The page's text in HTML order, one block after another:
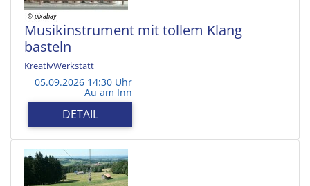
Musikinstrument mit tollem Klang
basteln
KreativWerkstatt
05.09.2026 14:30 Uhr
Au am Inn
DETAIL